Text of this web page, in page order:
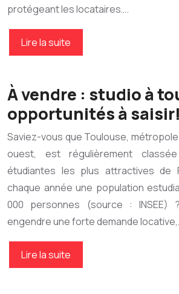
protégeant les locataires….
Lire la suite
À vendre : studio à
opportunités à saisir!
Saviez-vous que Toulouse,
ouest, est régulièrement
étudiantes les plus attractives de
chaque année une population
000 personnes (source : INSEE)
engendre une forte demande
Lire la suite